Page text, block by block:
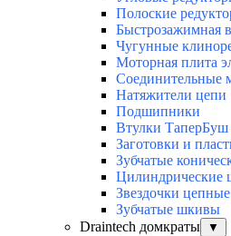
Полоские
Быстрозажимная
Чугунные
Моторная плита
Соединительные
Натяжители цепи
Подшипники
Втулки ТаперБуш
Заготовки и
Зубчатые
Цилиндрические
Звездочки
Зубчатые шкивы
Draintech домкраты
▼